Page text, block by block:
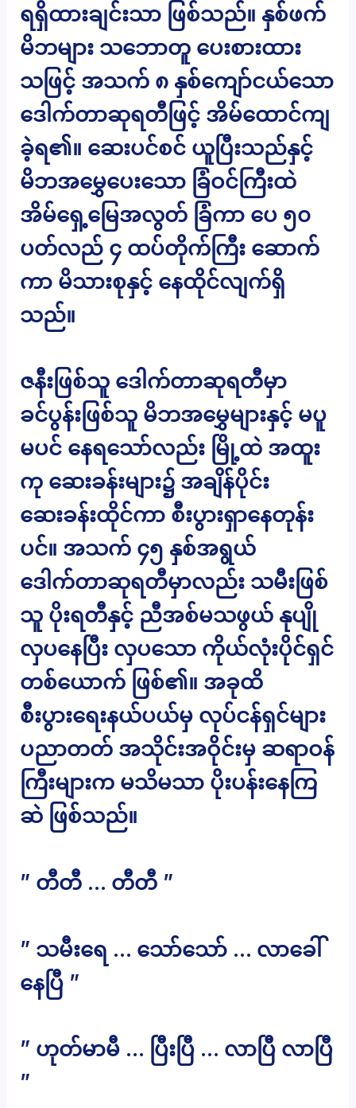
ရရှိထားချင်းသာ ဖြစ်သည်။ နှစ်ဖက်
မိဘများ သဘောတူ ပေးစားထား
သဖြင့် အသက် ၈ နှစ်ကျော်ငယ်သော
ဒေါက်တာဆုရတီဖြင့် အိမ်ထောင်ကျ
ခဲ့ရ၏။ ဆေးပင်စင် ယူပြီးသည်နှင့်
မိဘအမွှေပေးသော ခြံဝင်ကြီးထဲ
အိမ်ရှေ့မြေအလွတ် ခြံကာ ပေ ၅၀
ပတ်လည် ၄ ထပ်တိုက်ကြီး ဆောက်
ကာ မိသားစုနှင့် နေထိုင်လျက်ရှိ
သည်။
ဇနီးဖြစ်သူ ဒေါက်တာဆုရတီမှာ
ခင်ပွန်းဖြစ်သူ မိဘအမွှေများနှင့် မပူ
မပင် နေရသော်လည်း မြို့ထဲ အထူး
ကု ဆေးခန်းများ၌ အချိန်ပိုင်း
ဆေးခန်းထိုင်ကာ စီးပွားရှာနေတုန်း
ပင်။ အသက် ၄၅ နှစ်အရွယ်
ဒေါက်တာဆုရတီမှာလည်း သမီးဖြစ်
သူ ပိုးရတီနှင့် ညီအစ်မသဖွယ် နုပျို
လှပနေပြီး လှပသော ကိုယ်လုံးပိုင်ရှင်
တစ်ယောက် ဖြစ်၏။ အခုထိ
စီးပွားရေးနယ်ပယ်မှ လုပ်ငန်ရှင်များ
ပညာတတ် အသိုင်းအဝိုင်းမှ ဆရာဝန်
ကြီးများက မသိမသာ ပိုးပန်းနေကြ
ဆဲ ဖြစ်သည်။
” တီတီ … တီတီ ”
” သမီးရေ … သော်သော် … လာခေါ်
နေပြီ ”
” ဟုတ်မာမီ … ပြီးပြီ … လာပြီ လာပြီ
”